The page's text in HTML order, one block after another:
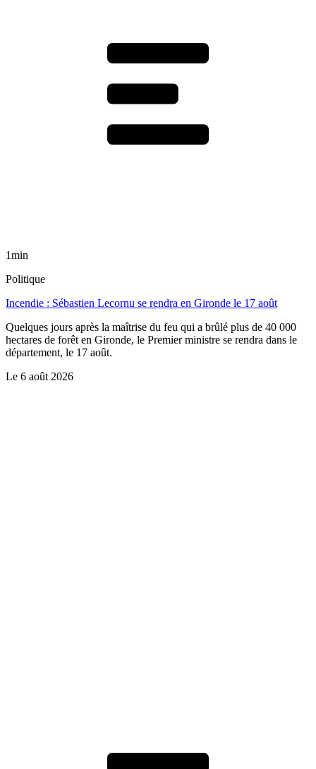
1min
Politique
Incendie : Sébastien Lecornu se rendra en Gironde le 17 août
Quelques jours après la maîtrise du feu qui a brûlé plus de 40 000
hectares de forêt en Gironde, le Premier ministre se rendra dans le
département, le 17 août.
Le 6 août 2026